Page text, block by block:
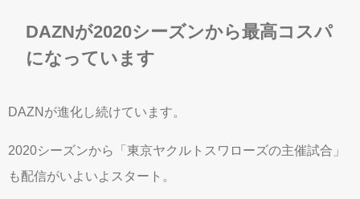
DAZNが2020シーズンから最高コスパ
になっています
DAZNが進化し続けています。
2020シーズンから「東京ヤクルトスワローズの主催試合」
も配信がいよいよスタート。